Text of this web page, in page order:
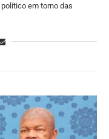
em torno das